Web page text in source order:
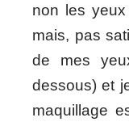
non les
mais, pas
de mes
dessous) et
maquillage